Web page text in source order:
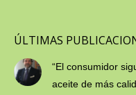
ÚLTIMAS
“El consumidor
aceite de más